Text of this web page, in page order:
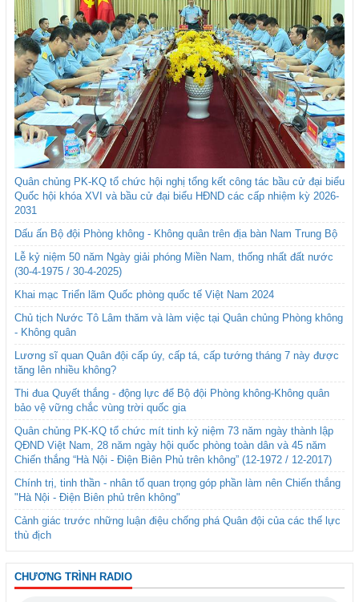
Quân chủng PK-KQ tổ chức hội nghị tổng kết công tác bầu cử đại biểu
Quốc hội khóa XVI và bầu cử đại biểu HĐND các cấp nhiệm kỳ 2026-
2031
Dấu ấn Bộ đội Phòng không - Không quân trên địa bàn Nam Trung Bộ
Lễ kỷ niệm 50 năm Ngày giải phóng Miền Nam, thống nhất đất nước
(30-4-1975 / 30-4-2025)
Khai mạc Triển lãm Quốc phòng quốc tế Việt Nam 2024
Chủ tịch Nước Tô Lâm thăm và làm việc tại Quân chủng Phòng không
- Không quân
Lương sĩ quan Quân đội cấp úy, cấp tá, cấp tướng tháng 7 này được
tăng lên nhiều không?
Thi đua Quyết thắng - động lực để Bộ đội Phòng không-Không quân
bảo vệ vững chắc vùng trời quốc gia
Quân chủng PK-KQ tổ chức mít tinh kỷ niệm 73 năm ngày thành lập
QĐND Việt Nam, 28 năm ngày hội quốc phòng toàn dân và 45 năm
Chiến thắng “Hà Nội - Điện Biên Phủ trên không” (12-1972 / 12-2017)
Chính trị, tinh thần - nhân tố quan trọng góp phần làm nên Chiến thắng
"Hà Nội - Điện Biên phủ trên không"
Cảnh giác trước những luận điệu chống phá Quân đội của các thế lực
thù địch
CHƯƠNG TRÌNH RADIO